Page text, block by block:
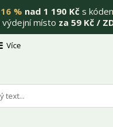
% nad 1 190 Kčs
výdejní místo za 59 Kč /
Více